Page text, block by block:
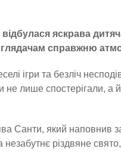
яскрава
справжню
ігри та безліч
не лише спостерігали,
Санти, який наповнив
незабутнє різдвяне